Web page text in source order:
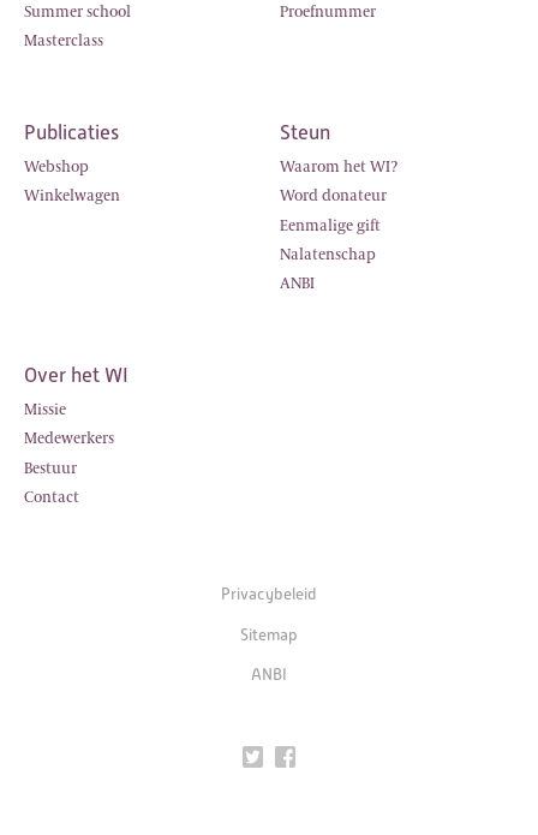
Summer school
Masterclass
Proefnummer
Publicaties
Webshop
Winkelwagen
Steun
Waarom het WI?
Word donateur
Eenmalige gift
Nalatenschap
ANBI
Over het WI
Missie
Medewerkers
Bestuur
Contact
Privacybeleid
Sitemap
ANBI
Twitter